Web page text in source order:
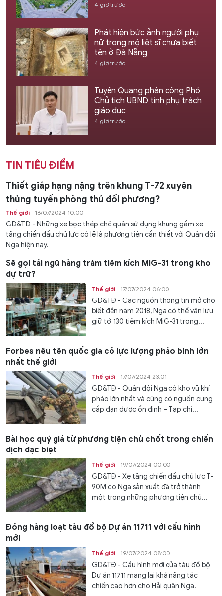
4 giờ trước
Phát hiện bức ảnh người phụ
nữ trong mộ liệt sĩ chưa biết
tên ở Đà Nẵng
4 giờ trước
Tuyên Quang phân công Phó
Chủ tịch UBND tỉnh phụ trách
giáo dục
4 giờ trước
TIN TIÊU ĐIỂM
Thiết giáp hạng nặng trên khung T-72 xuyên
thủng tuyến phòng thủ đối phương?
Thế giới 16/07/2024 10:00
GD&TĐ - Những xe bọc thép chở quân sử dụng khung gầm xe
tăng chiến đấu chủ lực có lẽ là phương tiện cần thiết với Quân đội
Nga hiện nay.
Sẽ gọi tái ngũ hàng trăm tiêm kích MiG-31 trong kho
dự trữ?
Thế giới 17/07/2024 06:00
GD&TĐ - Các nguồn thông tin mở cho
biết đến năm 2018, Nga có thể vẫn lưu
giữ tới 130 tiêm kích MiG-31 trong...
Forbes nêu tên quốc gia có lực lượng pháo binh lớn
nhất thế giới
Thế giới 17/07/2024 23:01
GD&TĐ - Quân đội Nga có kho vũ khí
pháo lớn nhất và cũng có nguồn cung
cấp đạn dược ổn định – Tạp chí...
Bài học quý giá từ phương tiện chủ chốt trong chiến
dịch đặc biệt
Thế giới 19/07/2024 00:00
GD&TĐ - Xe tăng chiến đấu chủ lực T-
90M do Nga sản xuất đã trở thành
một trong những phương tiện chủ...
Đóng hàng loạt tàu đổ bộ Dự án 11711 với cấu hình
mới
Thế giới 19/07/2024 08:00
GD&TĐ - Cấu hình mới của tàu đổ bộ
Dự án 11711 mang lại khả năng tác
chiến cao hơn cho Hải quân Nga.